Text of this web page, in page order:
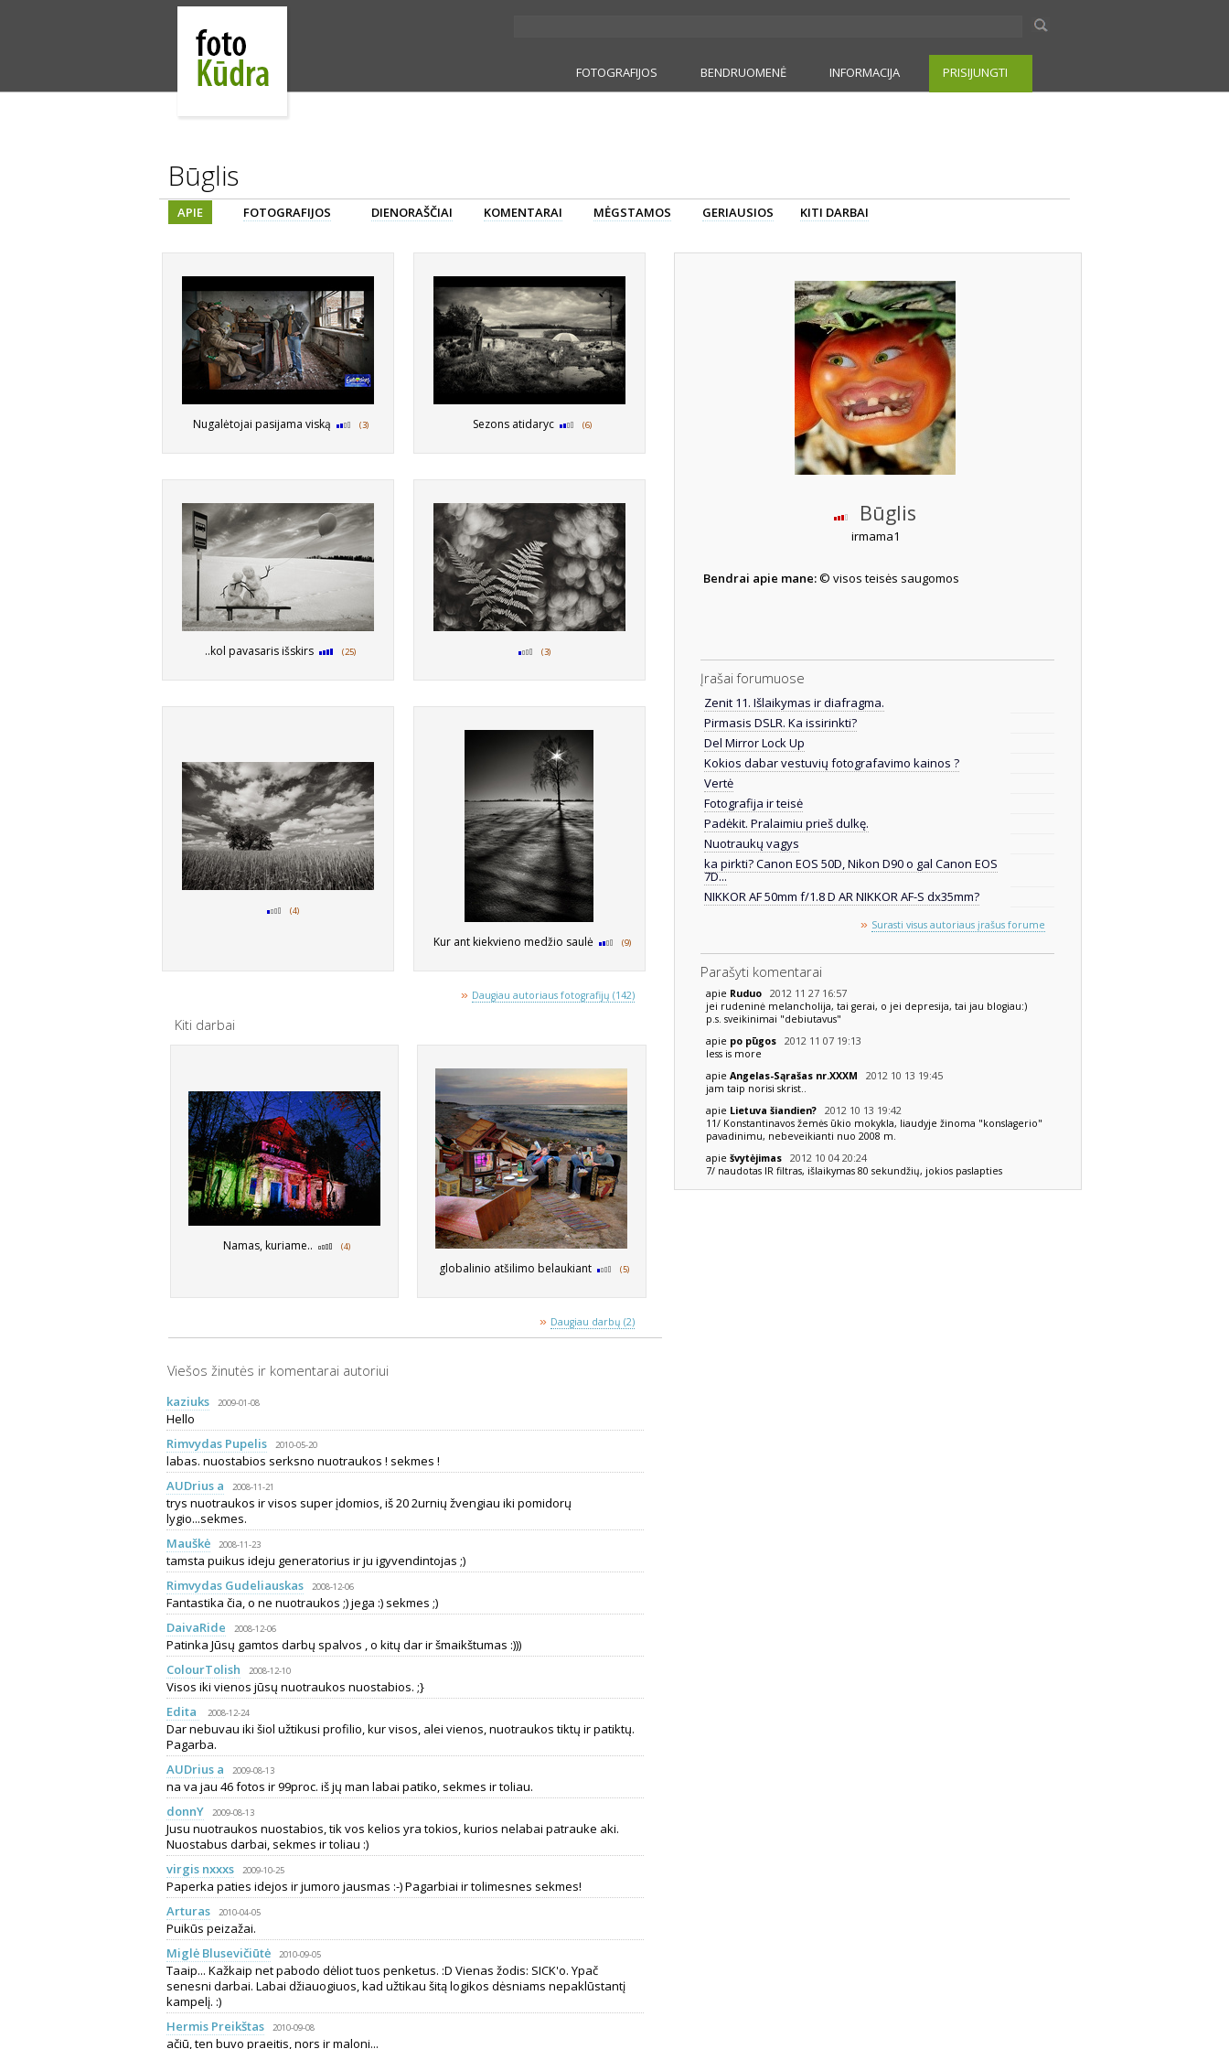
FOTOGRAFIJOS BENDRUOMENĖ INFORMACIJA PRISIJUNGTI
Būglis
APIE FOTOGRAFIJOS DIENORAŠČIAI KOMENTARAI MĖGSTAMOS GERIAUSIOS KITI DARBAI
Nugalėtojai pasijama viską (3) Sezons atidaryc (6)
..kol pavasaris išskirs (25) (3)
(4)
Kur ant kiekvieno medžio saulė (9)
» Daugiau autoriaus fotografijų (142)
Kiti darbai
Namas, kuriame.. (4)
globalinio atšilimo belaukiant (5)
» Daugiau darbų (2)
Viešos žinutės ir komentarai autoriui
kaziuks 2009-01-08
Hello
Rimvydas Pupelis
2010-05-20
labas. nuostabios serksno nuotraukos ! sekmes !
AUDrius a
2008-11-21
trys nuotraukos ir visos super įdomios, iš 20 2urnių žvengiau iki pomidorų
lygio...sekmes.
Mauškė
2008-11-23
tamsta puikus ideju generatorius ir ju igyvendintojas ;)
Rimvydas Gudeliauskas
2008-12-06
Fantastika čia, o ne nuotraukos ;) jega :) sekmes ;)
DaivaRide
2008-12-06
Patinka Jūsų gamtos darbų spalvos , o kitų dar ir šmaikštumas :)))
ColourTolish
2008-12-10
Visos iki vienos jūsų nuotraukos nuostabios. ;}
Edita
2008-12-24
Dar nebuvau iki šiol užtikusi profilio, kur visos, alei vienos, nuotraukos tiktų ir patiktų.
Pagarba.
AUDrius a
2009-08-13
na va jau 46 fotos ir 99proc. iš jų man labai patiko, sekmes ir toliau.
donnY
2009-08-13
Jusu nuotraukos nuostabios, tik vos kelios yra tokios, kurios nelabai patrauke aki.
Nuostabus darbai, sekmes ir toliau :)
virgis nxxxs
2009-10-25
Paperka paties idejos ir jumoro jausmas :-) Pagarbiai ir tolimesnes sekmes!
Arturas
2010-04-05
Puikūs peizažai.
Miglė Blusevičiūtė
2010-09-05
Taaip... Kažkaip net pabodo dėliot tuos penketus. :D Vienas žodis: SICK'o. Ypač
senesni darbai. Labai džiauogiuos, kad užtikau šitą logikos dėsniams nepaklūstantį
kampelį. :)
Hermis Preikštas
2010-09-08
ačiū, ten buvo praeitis, nors ir maloni...
Būglis
irmama1
Bendrai apie mane:© visos teisės saugomos
Įrašai forumuose
Zenit 11. Išlaikymas ir diafragma.
Pirmasis DSLR. Ka issirinkti?
Del Mirror Lock Up
Kokios dabar vestuvių fotografavimo kainos ?
Vertė
Fotografija ir teisė
Padėkit. Pralaimiu prieš dulkę.
Nuotraukų vagys
ka pirkti? Canon EOS 50D, Nikon D90 o gal Canon EOS
7D...
NIKKOR AF 50mm f/1.8 D AR NIKKOR AF-S dx35mm?
» Surasti visus autoriaus įrašus forume
Parašyti komentarai
apie Ruduo 2012 11 27 16:57
jei rudeninė melancholija, tai gerai, o jei depresija, tai jau blogiau:)
p.s. sveikinimai "debiutavus"
apie po pūgos 2012 11 07 19:13
less is more
apie Angelas-Sąrašas nr.XXXM 2012 10 13 19:45
jam taip norisi skrist..
apie Lietuva šiandien? 2012 10 13 19:42
11/ Konstantinavos žemės ūkio mokykla, liaudyje žinoma "konslagerio"
pavadinimu, nebeveikianti nuo 2008 m.
apie švytėjimas 2012 10 04 20:24
7/ naudotas IR filtras, išlaikymas 80 sekundžių, jokios paslapties